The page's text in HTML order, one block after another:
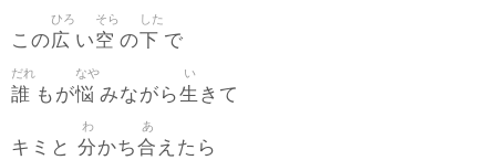
この広
ひろ
い空
そら
の下
した
で
誰
だれ
もが悩
なや
みながら生
い
きて
キミと 分
わ
かち合
あ
えたら